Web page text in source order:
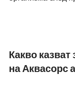
Какво
на Аквасорс